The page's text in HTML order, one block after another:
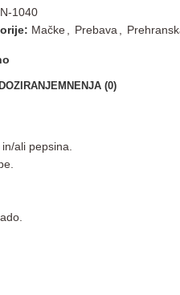
N-1040
Mačke Prebava
MNENJA (0)
ali pepsina.